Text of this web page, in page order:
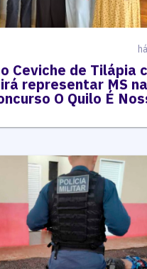
Ceviche de Tilápia
representar MS na
O Quilo É